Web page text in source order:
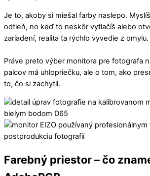
Je to, akoby si miešal farby naslepo.
odtieň, no keď to neskôr vytlačíš alebo
zariadení, realita ťa rýchlo vyvedie z omylu.
Práve preto výber monitora pre fotografa
palcov má uhlopriečku, ale o tom, ako
to, čo si zachytil.
Farebný priestor – čo